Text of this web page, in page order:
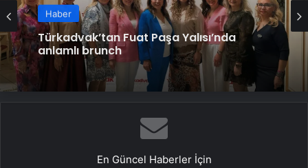
Haber
Zeytine bilimsel koruma
En Güncel Haberler İçin